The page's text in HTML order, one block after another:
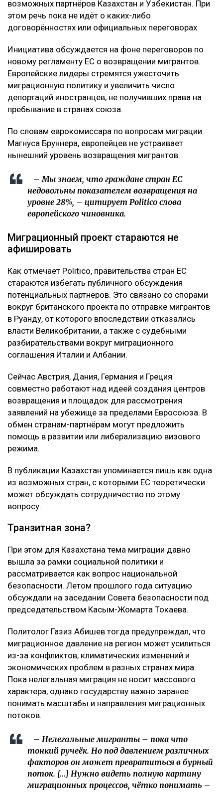
возможных партнёров Казахстан и Узбекистан. При
этом речь пока не идёт о каких-либо
договорённостях или официальных переговорах.
Инициатива обсуждается на фоне переговоров по
новому регламенту ЕС о возвращении мигрантов.
Европейские лидеры стремятся ужесточить
миграционную политику и увеличить число
депортаций иностранцев, не получивших права на
пребывание в странах союза.
По словам еврокомиссара по вопросам миграции
Магнуса Бруннера, европейцев не устраивает
нынешний уровень возвращения мигрантов.
– Мы знаем, что граждане стран ЕС
недовольны показателем возвращения на
уровне 28%, – цитирует Politico слова
европейского чиновника.
Миграционный проект стараются не
афишировать
Как отмечает Politico, правительства стран ЕС
стараются избегать публичного обсуждения
потенциальных партнёров. Это связано со спорами
вокруг британского проекта по отправке мигрантов
в Руанду, от которого впоследствии отказались
власти Великобритании, а также с судебными
разбирательствами вокруг миграционного
соглашения Италии и Албании.
Сейчас Австрия, Дания, Германия и Греция
совместно работают над идеей создания центров
возвращения и площадок для рассмотрения
заявлений на убежище за пределами Евросоюза. В
обмен странам-партнёрам могут предложить
помощь в развитии или либерализацию визового
режима.
В публикации Казахстан упоминается лишь как одна
из возможных стран, с которыми ЕС теоретически
может обсуждать сотрудничество по этому
вопросу.
Транзитная зона?
При этом для Казахстана тема миграции давно
вышла за рамки социальной политики и
рассматривается как вопрос национальной
безопасности. Летом прошлого года ситуацию
обсуждали на заседании Совета безопасности под
председательством Касым-Жомарта Токаева.
Политолог Газиз Абишев тогда предупреждал, что
миграционное давление на регион может усилиться
из-за конфликтов, климатических изменений и
экономических проблем в разных странах мира.
Пока нелегальная миграция не носит массового
характера, однако государству важно заранее
понимать масштабы и направления миграционных
потоков.
– Нелегальные мигранты – пока что
тонкий ручеёк. Но под давлением различных
факторов он может превратиться в бурный
поток. [...] Нужно видеть полную картину
миграционных процессов, чётко понимать –